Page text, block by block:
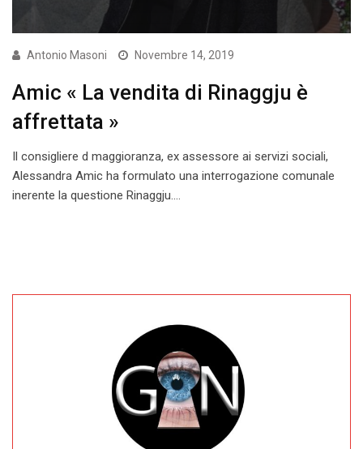
Antonio Masoni Novembre 14, 2019
Amic « La vendita di Rinaggju è
affrettata »
Il consigliere d maggioranza, ex assessore ai servizi sociali,
Alessandra Amic ha formulato una interrogazione comunale
inerente la questione Rinaggju.…